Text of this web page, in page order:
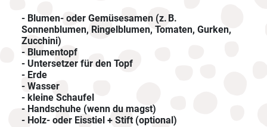
- Blumen- oder Gemüsesamen (z. B.
Sonnenblumen, Ringelblumen, Tomaten, Gurken,
Zucchini)
- Blumentopf
- Untersetzer für den Topf
- Erde
- Wasser
- kleine Schaufel
- Handschuhe (wenn du magst)
- Holz- oder Eisstiel + Stift (optional)